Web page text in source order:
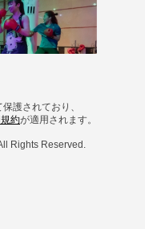
護されており、
約が適用されます。
Rights Reserved.